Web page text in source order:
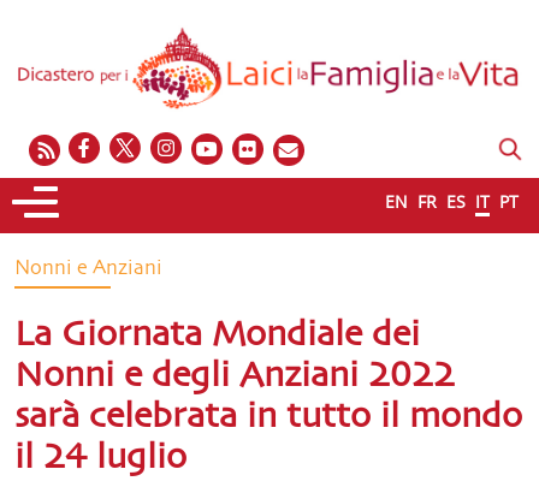
EN FR ES IT PT
Nonni e Anziani
La Giornata Mondiale dei
Nonni e degli Anziani 2022
sarà celebrata in tutto il mondo
il 24 luglio